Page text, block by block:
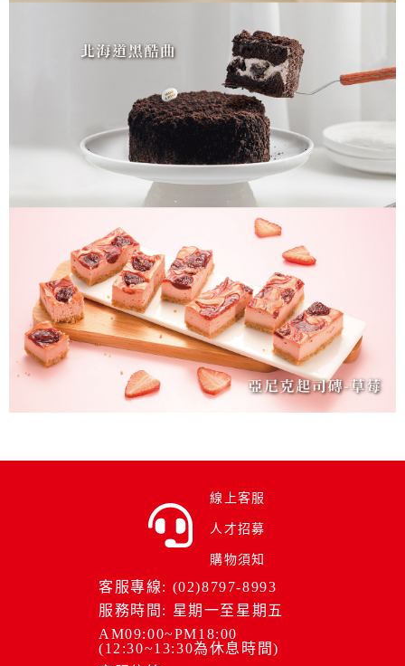
線上客服
人才招募
購物須知
客服專線: (02)8797-8993
服務時間: 星期一至星期五
AM09:00~PM18:00
(12:30~13:30為休息時間)